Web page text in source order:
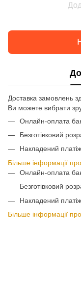
Доставка замовлень
Ви можете вибрати
Онлайн-оплата
Безготівковий
Накладений платіж
Більше інформації
Онлайн-оплата
Безготівковий
Накладений платіж
Більше інформації